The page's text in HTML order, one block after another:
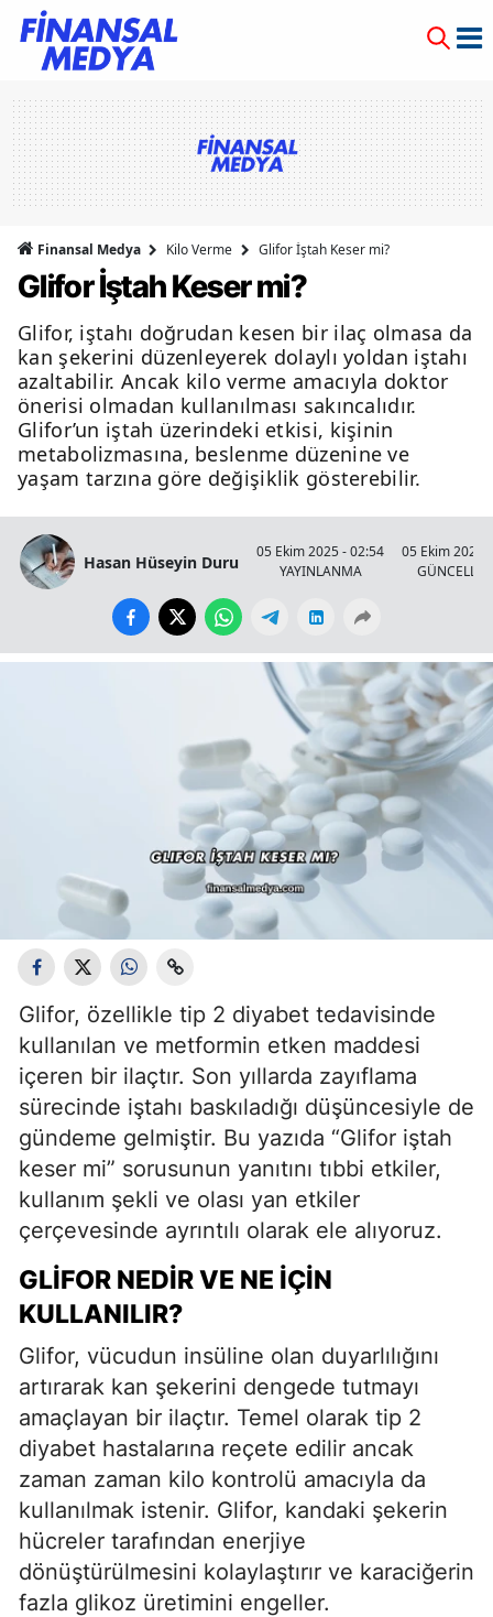
Finansal Medya Kilo Verme Glifor İştah Keser mi?
Glifor İştah Keser mi?
Glifor, iştahı doğrudan kesen bir ilaç olmasa da
kan şekerini düzenleyerek dolaylı yoldan iştahı
azaltabilir. Ancak kilo verme amacıyla doktor
önerisi olmadan kullanılması sakıncalıdır.
Glifor’un iştah üzerindeki etkisi, kişinin
metabolizmasına, beslenme düzenine ve
yaşam tarzına göre değişiklik gösterebilir.
Hasan Hüseyin Duru
05 Ekim 2025 - 02:54
YAYINLANMA
05 Ekim 2025
Glifor, özellikle tip 2 diyabet tedavisinde
kullanılan ve metformin etken maddesi
içeren bir ilaçtır. Son yıllarda zayıflama
sürecinde iştahı baskıladığı düşüncesiyle de
gündeme gelmiştir. Bu yazıda “Glifor iştah
keser mi” sorusunun yanıtını tıbbi etkiler,
kullanım şekli ve olası yan etkiler
çerçevesinde ayrıntılı olarak ele alıyoruz.
GLIFOR NEDIR VE NE İÇIN
KULLANILIR?
Glifor, vücudun insüline olan duyarlılığını
artırarak kan şekerini dengede tutmayı
amaçlayan bir ilaçtır. Temel olarak tip 2
diyabet hastalarına reçete edilir ancak
zaman zaman kilo kontrolü amacıyla da
kullanılmak istenir. Glifor, kandaki şekerin
hücreler tarafından enerjiye
dönüştürülmesini kolaylaştırır ve karaciğerin
fazla glikoz üretimini engeller.